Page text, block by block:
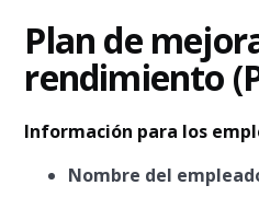
Plan de
rendimiento
Información para los
Nombre del